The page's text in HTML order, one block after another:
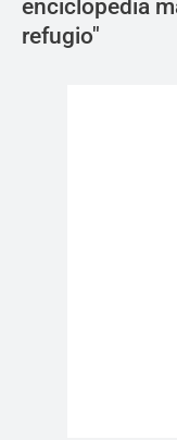
enciclopedia
refugio"